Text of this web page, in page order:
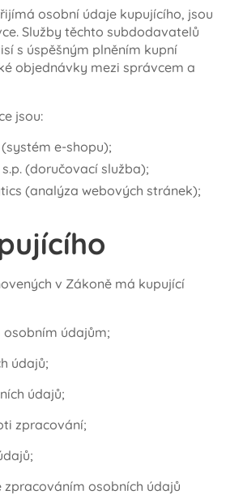
osobní údaje kupujícího, jsou
Služby těchto subdodavatelů
s úspěšným plněním kupní
objednávky mezi správcem a
jsou:
e-shopu);
(doručovací služba);
(analýza webových stránek);
v Zákoně má kupující
údajům;
údajů;
údajů;
zpracování;
zpracováním osobních údajů